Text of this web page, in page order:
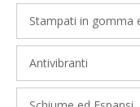
Stampati in gomma
Antivibranti